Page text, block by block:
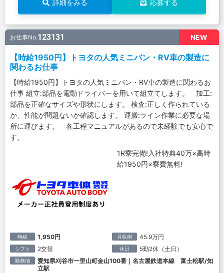
詳細をみる 応募する
NEW
お仕事No.123131
【時給1950円】トヨタの人気ミニバン・RV車の製造に
関わるお仕事
【時給1950円】トヨタの人気ミニバン・RV車の製造に関わるお
仕事 組立:部品を電動ドライバーを用いて組立てします。 加工:
部品を正確なサイズや形状にします。 検査:正しく作られている
か、性能が問題ないか確認します。 運搬:ライン作業に必要な場
所に運びます。 各工程マニュアルがあるので未経験でも安心で
す。
1R寮完備!入社特典40万×高時
給1950円×寮費無料!
時給 1,950円 月収例 45.9万円
シフト 2交替 休日 5勤2休（土日）
勤務地
愛知県刈谷市一里山町金山100番｜名古屋鉄道本線 富士松駅/知
立駅